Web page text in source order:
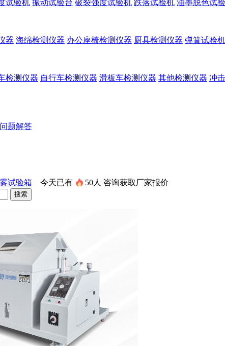
试验机 振动试验台 破裂强度试验机 跌落试验机 油墨脱色试
器 海绵检测仪器 办公座椅检测仪器 厨具检测仪器 弹簧试验机
检测仪器 自行车检测仪器 滑板车检测仪器 其他检测仪器 冲
题解答
试验箱 今天已有 50人 咨询获取厂家报价